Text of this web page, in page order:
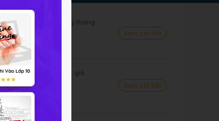
từ đầu Cách mạng tháng
đạo lý
Xem chi tiết
Minh - Phần 1: Tác giả
tiếng Việt
luận xã hội
Xem chi tiết